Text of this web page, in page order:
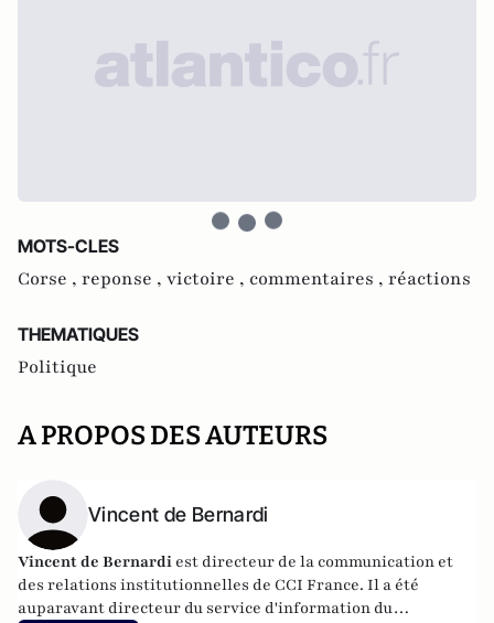
MOTS-CLES
Corse , reponse , victoire , commentaires , réactions
THEMATIQUES
Politique
A PROPOS DES AUTEURS
Vincent de Bernardi
Vincent de Bernardi est directeur de la communication et
des relations institutionnelles de CCI France. Il a été
auparavant directeur du service d'information du